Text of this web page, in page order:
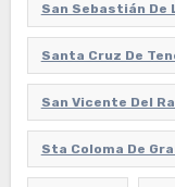
San Sebastián De
Santa Cruz De
San Vicente Del
Sta Coloma De